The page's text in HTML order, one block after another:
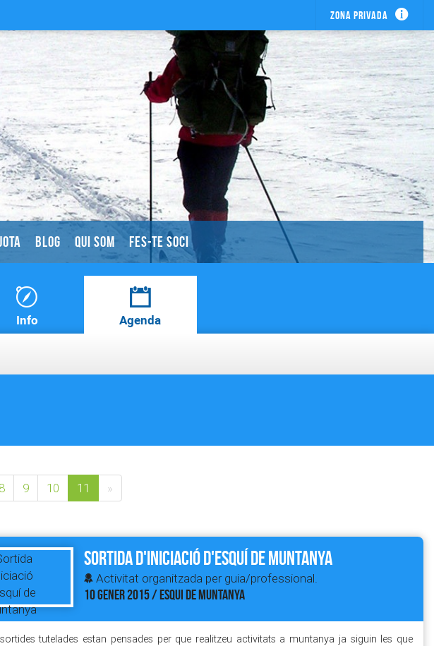
Zona privada
BLOG QUI SOM FES-TE SOCI
Info Agenda
8 9 10 11 »
Sortida d'iniciació d'Esquí de Muntanya
Activitat organitzada per guia/professional.
10 GENER 2015 / ESQUI DE MUNTANYA
tutelades estan pensades per que realitzeu activitats a muntanya ja siguin les que